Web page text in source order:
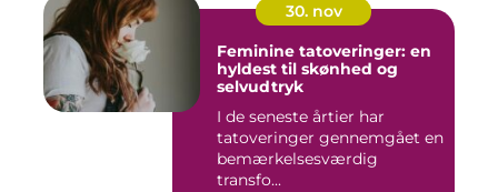
30. nov
Feminine tatoveringer: en
hyldest til skønhed og
selvudtryk
I de seneste årtier har
tatoveringer gennemgået en
bemærkelsesværdig
transfo...